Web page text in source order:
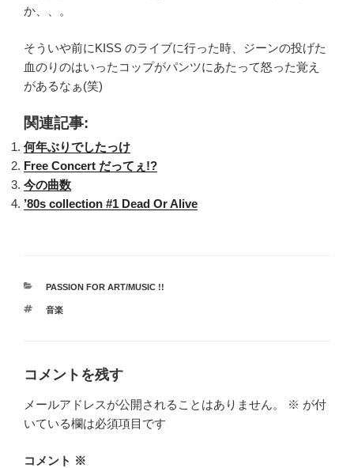
か、、。
そういや前にKISS のライブに行った時、ジーンの投げた
血のりのはいったコップがパンツにあたって怒った覚え
があるなぁ(笑)
関連記事:
何年ぶりでしたっけ
Free Concert だってぇ!?
今の曲数
’80s collection #1 Dead Or Alive
カ
ゴ
PASSION FOR ART/MUSIC !!
タ
音楽
コメントを残す
メールアドレスが公開されることはありません。 ※ が付
いている欄は必須項目です
コメント ※